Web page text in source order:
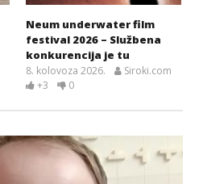
Neum underwater film
festival 2026 – Službena
konkurencija je tu
8. kolovoza 2026.
Siroki.com
+3
0